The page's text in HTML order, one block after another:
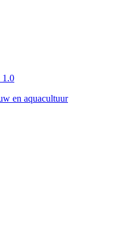
1.0
en aquacultuur